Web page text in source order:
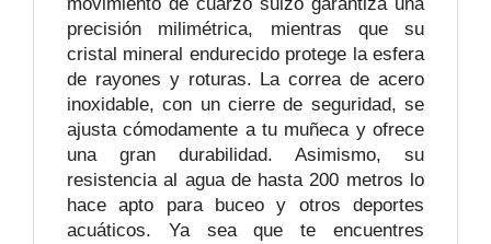
movimiento de cuarzo suizo garantiza una
precisión milimétrica, mientras que su
cristal mineral endurecido protege la esfera
de rayones y roturas. La correa de acero
inoxidable, con un cierre de seguridad, se
ajusta cómodamente a tu muñeca y ofrece
una gran durabilidad. Asimismo, su
resistencia al agua de hasta 200 metros lo
hace apto para buceo y otros deportes
acuáticos. Ya sea que te encuentres